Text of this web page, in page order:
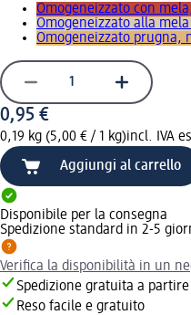
Omogeneizzato con
Omogeneizzato alla
Omogeneizzato prugna,
0,95 €
0,19 kg (5,00 € / 1 kg)incl. IVA
Aggiungi al carrello
Disponibile per la consegna
Spedizione standard in 2-5
Verifica la disponibilità in un
Spedizione gratuita a partire
Reso facile e gratuito